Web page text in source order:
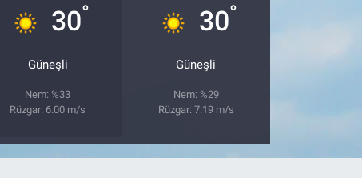
30°
Güneşli
Nem: %33
Rüzgar: 6.00 m/s
30°
Güneşli
Nem: %29
Rüzgar: 7.19 m/s